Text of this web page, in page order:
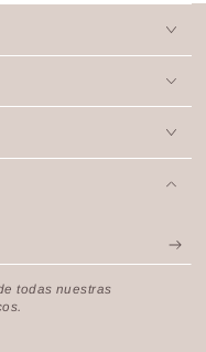
todas nuestras